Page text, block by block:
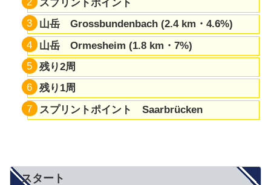
スプリントポイント
山岳 Grossbundenbach (2.4 km・4.6%)
山岳 Ormesheim (1.8 km・7%)
残り2周
残り1周
スプリントポイント Saarbrücken
スタート